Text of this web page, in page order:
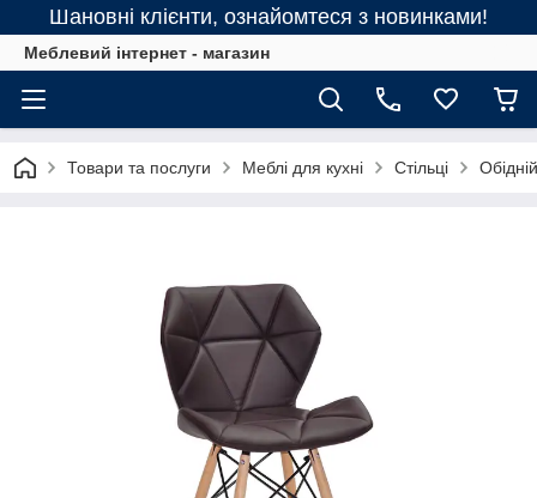
Шановні клієнти, ознайомтеся з новинками!
Меблевий інтернет - магазин
Товари та послуги Меблі для кухні Стільці